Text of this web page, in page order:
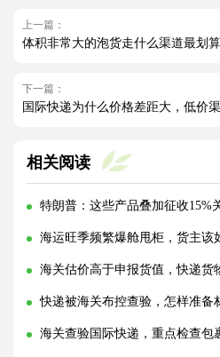
上一篇：
体积非常大的泡货走什么渠道最划
下一篇：
国际快递为什么价格差距大，低价
相关阅读
特朗普：这些产品叠加征收15%
海运旺季频繁爆舱甩柜，货主该如何提前锁
海关估价高于申报货值，快递货物该如
快递被海关布控查验，怎样准备材料快速
海关查验国际快递，重点检查包裹里哪